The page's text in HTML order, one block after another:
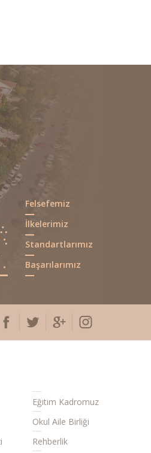
102. Yılında Atat...
SINAV CE...
Felsefemiz
İlkelerimiz
Standartlarımız
Başarılarımız
Eğitim Kadromuz
Okul Aile Birliği
Rehberlik